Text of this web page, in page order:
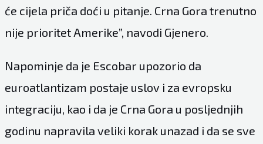
će cijela priča doći u pitanje. Crna Gora trenutno
nije prioritet Amerike”, navodi Gjenero.
Napominje da je Escobar upozorio da
euroatlantizam postaje uslov i za evropsku
integraciju, kao i da je Crna Gora u posljednjih
godinu napravila veliki korak unazad i da se sve